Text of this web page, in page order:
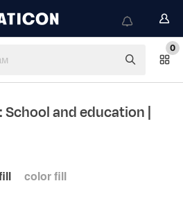
0
and education |
color fill